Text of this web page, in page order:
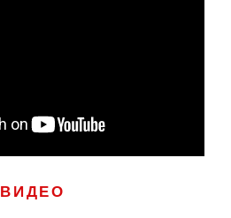
ВИДЕО